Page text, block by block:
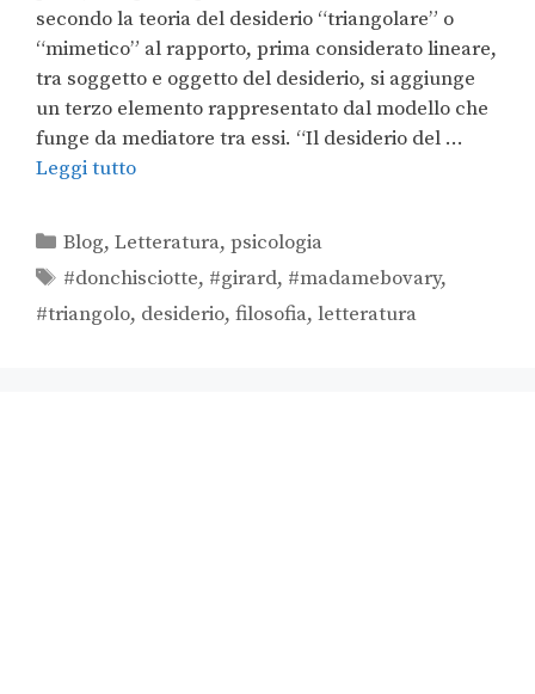
secondo la teoria del desiderio “triangolare” o
“mimetico” al rapporto, prima considerato lineare,
tra soggetto e oggetto del desiderio, si aggiunge
un terzo elemento rappresentato dal modello che
funge da mediatore tra essi. “Il desiderio del …
Leggi tutto
Blog,Letteratura,psicologia
#donchisciotte, #girard, #madamebovary,
#triangolo, desiderio, filosofia, letteratura